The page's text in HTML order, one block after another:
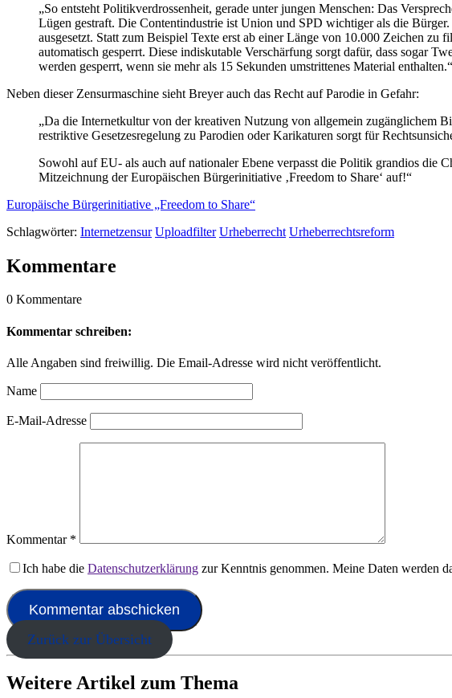
„So entsteht Politikverdrossenheit, gerade unter jungen Menschen: Das
Lügen gestraft. Die Contentindustrie ist Union und SPD wichtiger als die
ausgesetzt. Statt zum Beispiel Texte erst ab einer Länge von 10.000 Zeichen
automatisch gesperrt. Diese indiskutable Verschärfung sorgt dafür, dass sogar
werden gesperrt, wenn sie mehr als 15 Sekunden umstrittenes Material enthalten.“
Neben dieser Zensurmaschine sieht Breyer auch das Recht auf Parodie in Gefahr:
„Da die Internetkultur von der kreativen Nutzung von allgemein zugänglichem
restriktive Gesetzesregelung zu Parodien oder Karikaturen sorgt für
Sowohl auf EU- als auch auf nationaler Ebene verpasst die Politik grandios die
Mitzeichnung der Europäischen Bürgerinitiative ‚Freedom to Share‘ auf!“
Europäische Bürgerinitiative „Freedom to Share“
Schlagwörter: Internetzensur Uploadfilter Urheberrecht Urheberrechtsreform
Kommentare
0 Kommentare
Kommentar schreiben:
Alle Angaben sind freiwillig. Die Email-Adresse wird nicht veröffentlicht.
Name
E-Mail-Adresse
Kommentar *
Ich habe die Datenschutzerklärung zur Kenntnis genommen. Meine Daten werden
Zurück zur Übersicht
Weitere Artikel zum Thema